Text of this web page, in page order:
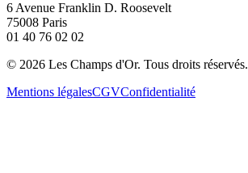
6 Avenue Franklin D. Roosevelt
75008 Paris
01 40 76 02 02
© 2026 Les Champs d'Or. Tous droits réservés.
Mentions légalesCGVConfidentialité